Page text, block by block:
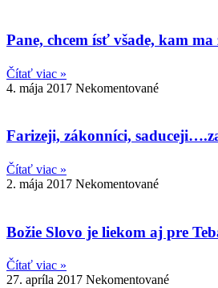
Pane, chcem ísť všade, kam ma
Čítať viac »
4. mája 2017 Nekomentované
Farizeji, zákonníci,
Čítať viac »
2. mája 2017 Nekomentované
Božie Slovo je liekom aj pre
Čítať viac »
27. apríla 2017 Nekomentované